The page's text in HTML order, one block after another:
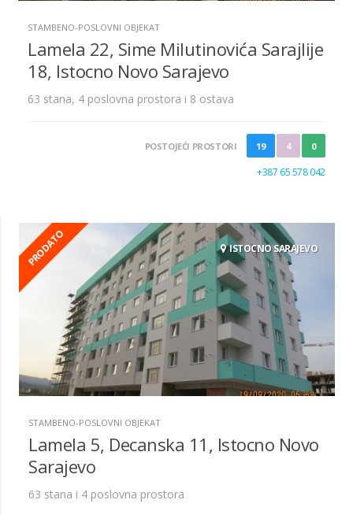
STAMBENO-POSLOVNI OBJEKAT
Lamela 22, Sime Milutinovića Sarajlije
18, Istocno Novo Sarajevo
63 stana, 4 poslovna prostora i 8 ostava
POSTOJEĆI PROSTORI 19 4 0
+387 65 578 042
PRODATO ISTOCNO SARAJEVO
STAMBENO-POSLOVNI OBJEKAT
Lamela 5, Decanska 11, Istocno Novo
Sarajevo
63 stana i 4 poslovna prostora